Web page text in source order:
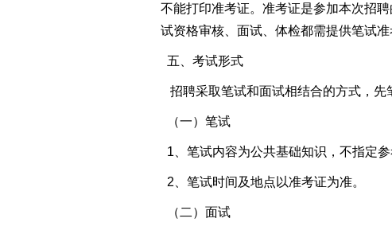
不能打印准考证。准考证是参加本次招
试资格审核、面试、体检都需提供笔试准
五、考试形式
招聘采取笔试和面试相结合的方式，先
（一）笔试
1、笔试内容为公共基础知识，不指定参
2、笔试时间及地点以准考证为准。
（二）面试